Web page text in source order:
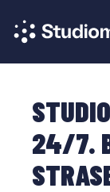
24/7.